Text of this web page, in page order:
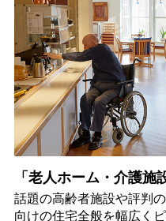
「老人ホーム・介護施
話題の高齢者施設や評判
向けの住宅全般を幅広く